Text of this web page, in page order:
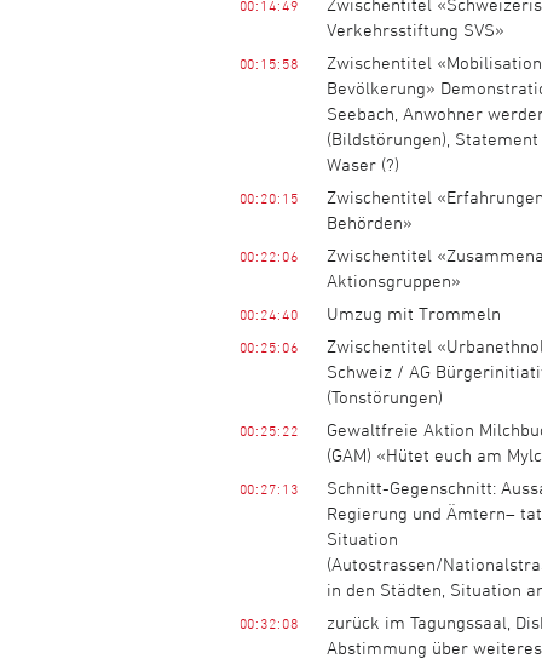
00:14:49
Verkehrsstiftung SVS»
00:15:58
Zwischentitel
Bevölkerung»
Seebach, Anwohner
(Bildstörungen),
Waser (?)
00:20:15
Zwischentitel
Behörden»
00:22:06
Zwischentitel
Aktionsgruppen»
00:24:40 Umzug mit Trommeln
00:25:06
Zwischentitel
Schweiz / AG
(Tonstörungen)
00:25:22
Gewaltfreie Aktion
(GAM) «Hütet euch am
00:27:13
Schnitt-Gegenschnitt:
Regierung und Ämtern–
Situation
(Autostrassen/
in den Städten, Situation
00:32:08
zurück im Tagungssaal,
Abstimmung über